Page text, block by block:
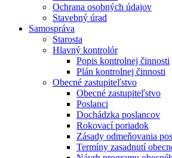
Ochrana osobných údajov
Stavebný úrad
Samospráva
Starosta
Hlavný kontrolór
Popis kontrolnej činnosti
Plán kontrolnej činnosti
Obecné zastupiteľstvo
Obecné zastupiteľstvo
Poslanci
Dochádzka poslancov
Rokovací poriadok
Zásady odmeňovania
Termíny zasadnutí